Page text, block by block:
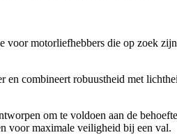
voor motorliefhebbers die op zoek
combineert robuustheid met
om te voldoen aan de
voor maximale veiligheid bij een val.